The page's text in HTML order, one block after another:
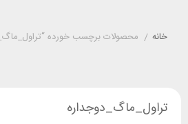
خانه / محصولات برچسب خورده
تراول_ماگ_دوجداره